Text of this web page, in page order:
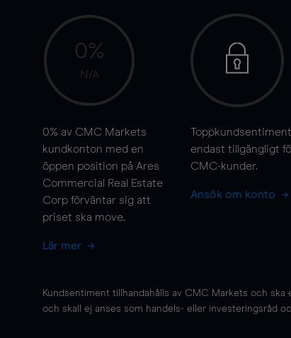
0%
N/A
0% av CMC Markets
kundkonton med en
öppen position på Ares
Commercial Real Estate
Corp förväntar sig att
priset ska move.
Lär mer
endast tillgängligt
CMC-kunder.
Ansök om konto
Kundsentiment tillhandahålls av CMC Markets och
och skall ej anses som handels- eller investeringsråd